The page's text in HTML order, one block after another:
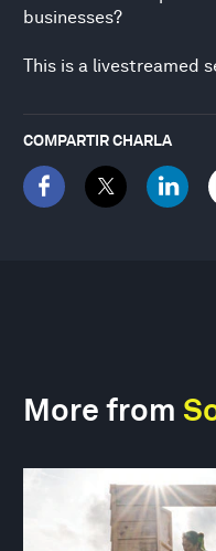
businesses?
This is a livestreamed
COMPARTIR CHARLA
More from